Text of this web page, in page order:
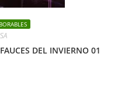
DEL INVIERNO 01